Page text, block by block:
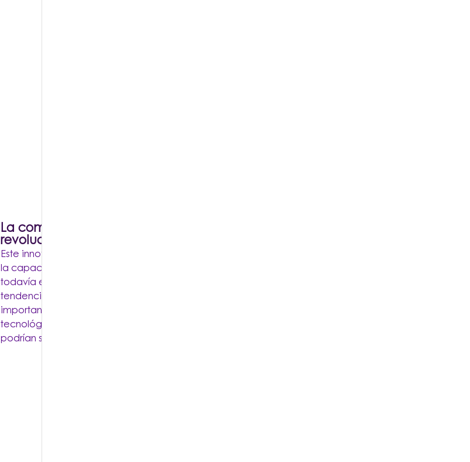
La computación cuántica promete
revolucionar la data
Este innovador campo tecnológico promete revolucionar
la capacidad de procesamiento de datos. Aunque
todavía está en sus etapas iniciales, puede ser una
tendencia a seguir a más largo plazo. Sin embargo, es
importante considerar que el ritmo de la innovación
tecnológica es impredecible y otras nuevas tecnologías
podrían surgir y tener un impacto significativo.